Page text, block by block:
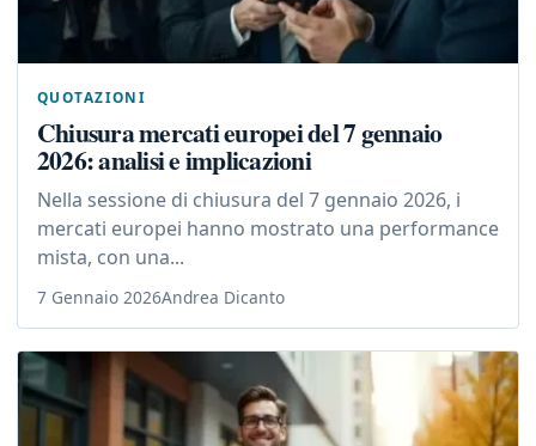
QUOTAZIONI
Chiusura mercati europei del 7 gennaio
2026: analisi e implicazioni
Nella sessione di chiusura del 7 gennaio 2026, i
mercati europei hanno mostrato una performance
mista, con una...
7 Gennaio 2026Andrea Dicanto